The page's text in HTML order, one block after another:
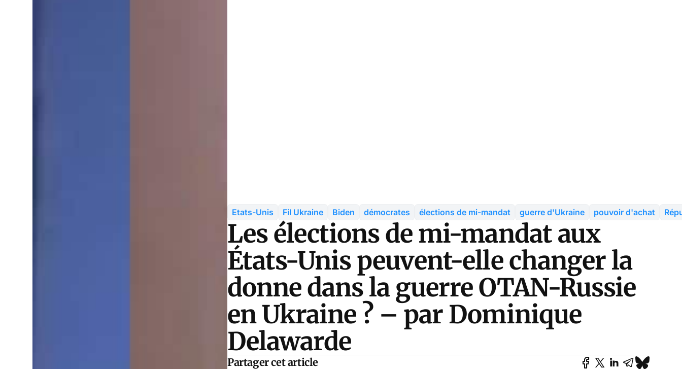
Etats-Unis Fil Ukraine Biden démocrates élections de mi-mandat guerre d'Ukraine pouvoir d'achat
Les élections de mi-mandat aux
États-Unis peuvent-elle changer la
donne dans la guerre OTAN-Russie
en Ukraine ? – par Dominique
Delawarde
Partager cet article